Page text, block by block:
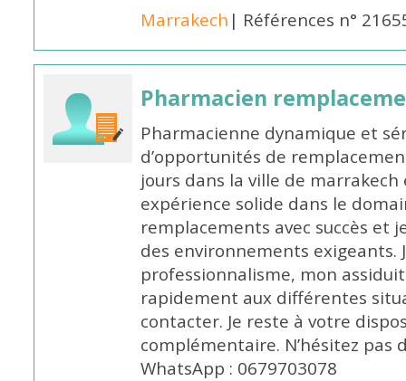
Marrakech | Références n°
Pharmacien
Pharmacienne dynamique et
d’opportunités de
jours dans la ville de marrakech
expérience solide dans le
remplacements avec succès et
des environnements exigeants.
professionnalisme, mon
rapidement aux différentes
contacter. Je reste à votre
complémentaire. N’hésitez
WhatsApp : 0679703078